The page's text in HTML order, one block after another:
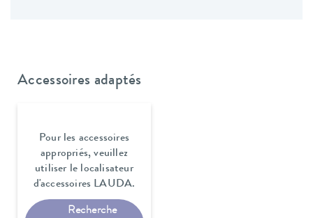
Accessoires adaptés
Pour les accessoires
appropriés, veuillez
utiliser le localisateur
d'accessoires LAUDA.
Recherche